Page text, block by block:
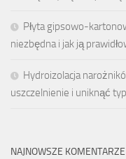
Płyta gipsowo-
niezbędna i jak ją
Hydroizolacja
uszczelnienie i uniknąć
NAJNOWSZE KOMENTARZE